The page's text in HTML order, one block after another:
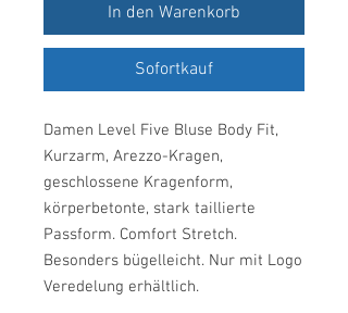
In den Warenkorb
Sofortkauf
Damen Level Five Bluse Body Fit,
Kurzarm, Arezzo-Kragen,
geschlossene Kragenform,
körperbetonte, stark taillierte
Passform. Comfort Stretch.
Besonders bügelleicht. Nur mit Logo
Veredelung erhältlich.